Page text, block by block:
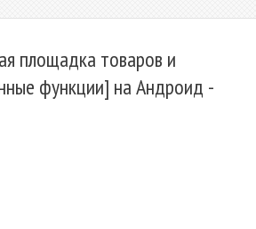
площадка товаров и
функции] на Андроид -